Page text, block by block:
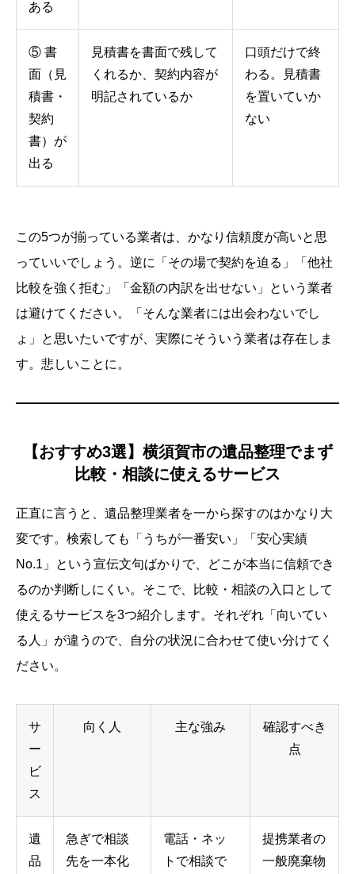
ある
⑤ 書
面（見
積書・
契約
書）が
出る
見積書を書面で残して
くれるか、契約内容が
明記されているか
口頭だけで終
わる。見積書
を置いていか
ない
この5つが揃っている業者は、かなり信頼度が高いと思
っていいでしょう。逆に「その場で契約を迫る」「他社
比較を強く拒む」「金額の内訳を出せない」という業者
は避けてください。「そんな業者には出会わないでし
ょ」と思いたいですが、実際にそういう業者は存在しま
す。悲しいことに。
【おすすめ3選】横須賀市の遺品整理でまず
比較・相談に使えるサービス
正直に言うと、遺品整理業者を一から探すのはかなり大
変です。検索しても「うちが一番安い」「安心実績
No.1」という宣伝文句ばかりで、どこが本当に信頼でき
るのか判断しにくい。そこで、比較・相談の入口として
使えるサービスを3つ紹介します。それぞれ「向いてい
る人」が違うので、自分の状況に合わせて使い分けてく
ださい。
サ
ー
ビ
ス
向く人 主な強み
確認すべき
点
遺
品
急ぎで相談
先を一本化
電話・ネッ
トで相談で
提携業者の
一般廃棄物